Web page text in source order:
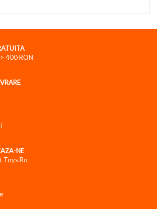
400 RON
NE
Toys.ro